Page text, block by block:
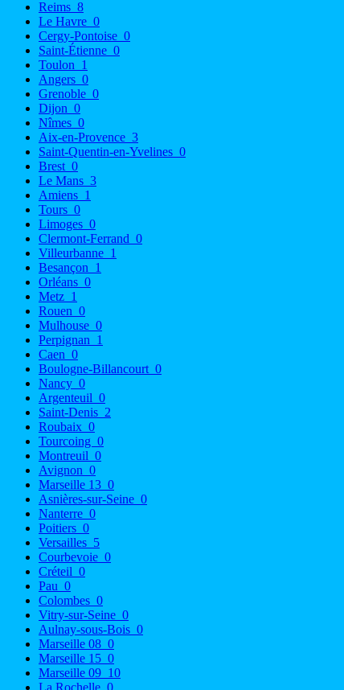
Reims 8
Le Havre 0
Cergy-Pontoise 0
Saint-Étienne 0
Toulon 1
Angers 0
Grenoble 0
Dijon 0
Nîmes 0
Aix-en-Provence 3
Saint-Quentin-en-Yvelines 0
Brest 0
Le Mans 3
Amiens 1
Tours 0
Limoges 0
Clermont-Ferrand 0
Villeurbanne 1
Besançon 1
Orléans 0
Metz 1
Rouen 0
Mulhouse 0
Perpignan 1
Caen 0
Boulogne-Billancourt 0
Nancy 0
Argenteuil 0
Saint-Denis 2
Roubaix 0
Tourcoing 0
Montreuil 0
Avignon 0
Marseille 13 0
Asnières-sur-Seine 0
Nanterre 0
Poitiers 0
Versailles 5
Courbevoie 0
Créteil 0
Pau 0
Colombes 0
Vitry-sur-Seine 0
Aulnay-sous-Bois 0
Marseille 08 0
Marseille 15 0
Marseille 09 10
La Rochelle 0